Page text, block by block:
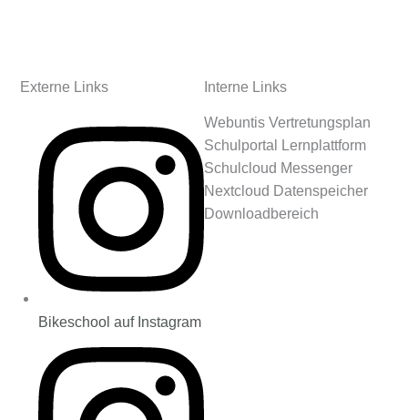
Interne Links
Webuntis Vertretungsplan
Schulportal Lernplattform
Schulcloud Messenger
Nextcloud Datenspeicher
Downloadbereich
Externe Links
Bikeschool auf Instagram